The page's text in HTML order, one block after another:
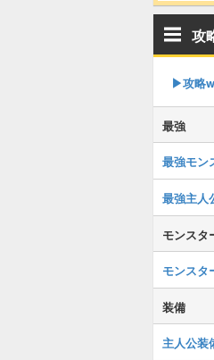
攻
▶攻略
最強
最強モン
最強主人
モンスタ
モンスタ
装備
主人公装